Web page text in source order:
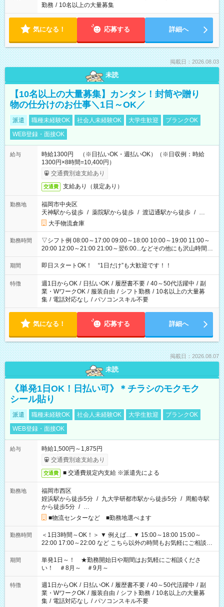
勤務 / 10名以上の大量募集
気になる！ 応募する 詳細へ
掲載日：2026.08.03
未読
【10名以上の大量募集】カンタン！封筒や贈り
物の仕分けのお仕事＼1日～OK／
派遣 職種未経験OK 社会人未経験OK 大学生歓迎
ブランクOK
WEB登録・面接OK
給与
時給1300円 （※日払いOK・週払いOK）（※日収例：時給
1300円×8時間=10,400円）
交通費別途支給あり
交通費 支給あり（規定あり）
勤務地
福岡市中央区
天神駅から徒歩 / 薬院駅から徒歩 / 渡辺通駅から徒歩 / …
大手物流倉庫
勤務時間
▽シフト例 08:00～17:00 09:00～18:00 10:00～19:00 11:00～
20:00 12:00～21:00 21:00～翌6:00...などその他にも沢山時間が
ございます！ 基本は実働8時間（休憩1時間）がメインですが、
他にもご希望があればご相談ください！
期間 即日スタートOK！ “1日だけ”も大歓迎です！！
特徴 週1日からOK / 日払いOK / 履歴書不要 / 40～50代活躍中 / 副
業・WワークOK / 服装自由 / シフト勤務 / 10名以上の大量募
集 / 電話対応なし / パソコンスキル不要
気になる！ 応募する 詳細へ
掲載日：2026.08.07
未読
《単発1日OK！日払い可》＊チラシのモクモク
シール貼り
派遣 職種未経験OK 社会人未経験OK 大学生歓迎
ブランクOK
WEB登録・面接OK
給与
時給1,500円～1,875円
交通費別途支給あり
交通費 ■ 交通費規定内支給 ※派遣先による
勤務地
福岡市西区
姪浜駅から徒歩5分 / 九大学研都市駅から徒歩5分 / 周船寺駅
から徒歩5分 / …
■物流センターなど ■勤務地選べます
勤務時間
＜1日3時間～OK！＞ ▼ 例えば… ▼ 15:00～18:00 15:00～
22:00 17:00～22:00 など こちら以外の時間もお気軽にご相談く
ださい！
期間
単発1日～！ ★勤務開始日や期間はお気軽にご相談くださ
い！ ＃8月～ ＃9月～
特徴 週1日からOK / 日払いOK / 履歴書不要 / 40～50代活躍中 / 副
業・WワークOK / 服装自由 / シフト勤務 / 10名以上の大量募
集 / 電話対応なし / パソコンスキル不要